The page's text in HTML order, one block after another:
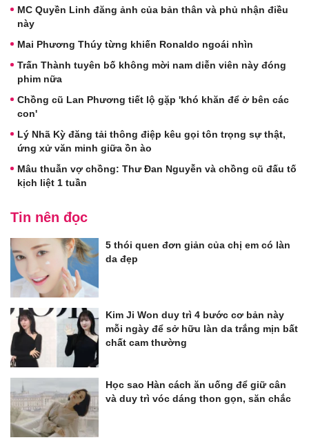
MC Quyền Linh đăng ảnh của bản thân và phủ nhận điều
này
Mai Phương Thúy từng khiến Ronaldo ngoái nhìn
Trấn Thành tuyên bố không mời nam diễn viên này đóng
phim nữa
Chồng cũ Lan Phương tiết lộ gặp 'khó khăn để ở bên các
con'
Lý Nhã Kỳ đăng tải thông điệp kêu gọi tôn trọng sự thật,
ứng xử văn minh giữa ồn ào
Mâu thuẫn vợ chồng: Thư Đan Nguyễn và chồng cũ đấu tố
kịch liệt 1 tuần
Tin nên đọc
5 thói quen đơn giản của chị em có làn
da đẹp
Kim Ji Won duy trì 4 bước cơ bản này
mỗi ngày để sở hữu làn da trắng mịn bất
chất cam thường
Học sao Hàn cách ăn uống để giữ cân
và duy trì vóc dáng thon gọn, săn chắc